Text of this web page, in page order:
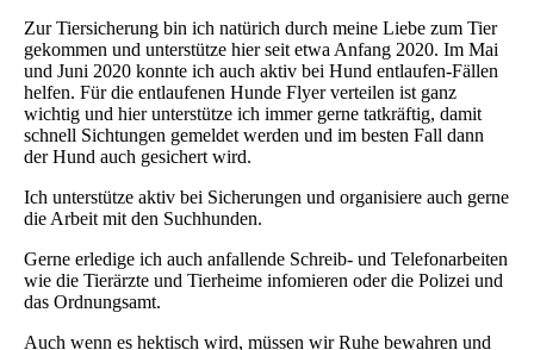
Zur Tiersicherung bin ich natürich durch meine Liebe zum Tier
gekommen und unterstütze hier seit etwa Anfang 2020. Im Mai
und Juni 2020 konnte ich auch aktiv bei Hund entlaufen-Fällen
helfen. Für die entlaufenen Hunde Flyer verteilen ist ganz
wichtig und hier unterstütze ich immer gerne tatkräftig, damit
schnell Sichtungen gemeldet werden und im besten Fall dann
der Hund auch gesichert wird.
Ich unterstütze aktiv bei Sicherungen und organisiere auch gerne
die Arbeit mit den Suchhunden.
Gerne erledige ich auch anfallende Schreib- und Telefonarbeiten
wie die Tierärzte und Tierheime infomieren oder die Polizei und
das Ordnungsamt.
Auch wenn es hektisch wird, müssen wir Ruhe bewahren und